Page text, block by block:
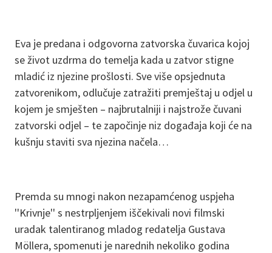
Eva je predana i odgovorna zatvorska čuvarica kojoj
se život uzdrma do temelja kada u zatvor stigne
mladić iz njezine prošlosti. Sve više opsjednuta
zatvorenikom, odlučuje zatražiti premještaj u odjel u
kojem je smješten – najbrutalniji i najstrože čuvani
zatvorski odjel – te započinje niz događaja koji će na
kušnju staviti sva njezina načela…
Premda su mnogi nakon nezapamćenog uspjeha
''Krivnje'' s nestrpljenjem iščekivali novi filmski
uradak talentiranog mladog redatelja Gustava
Möllera, spomenuti je narednih nekoliko godina